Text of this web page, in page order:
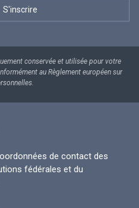
conservée et utilisée pour votre
au Règlement européen sur
de contact des
fédérales et du